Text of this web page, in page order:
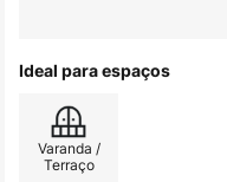
Ideal para espaços
Varanda /
Terraço